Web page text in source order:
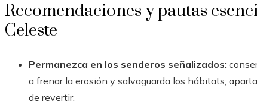
Recomendaciones y pautas
Celeste
Permanezca en los senderos señalizados:
a frenar la erosión y salvaguarda los hábitats;
de revertir.